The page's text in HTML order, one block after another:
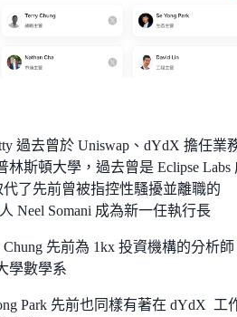
過去曾於 Uniswap、dYdX 擔任業
林斯頓大學，過去曾是 Eclipse Labs
了先前曾被指控性騷擾並離職的
Neel Somani 成為新一任執行長
先前為 1kx 投資機構的分析
學數學系
Park 先前也同樣有著在 dYdX 工